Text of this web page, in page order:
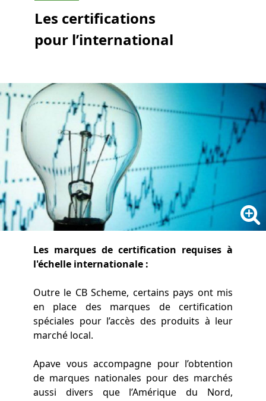
Les certifications
pour l’international
Les marques de certification requises à
l'échelle internationale :
Outre le CB Scheme, certains pays ont mis
en place des marques de certification
spéciales pour l’accès des produits à leur
marché local.
Apave vous accompagne pour l’obtention
de marques nationales pour des marchés
aussi divers que l’Amérique du Nord,